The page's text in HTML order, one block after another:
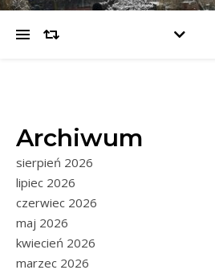
Archiwum
sierpień 2026
lipiec 2026
czerwiec 2026
maj 2026
kwiecień 2026
marzec 2026